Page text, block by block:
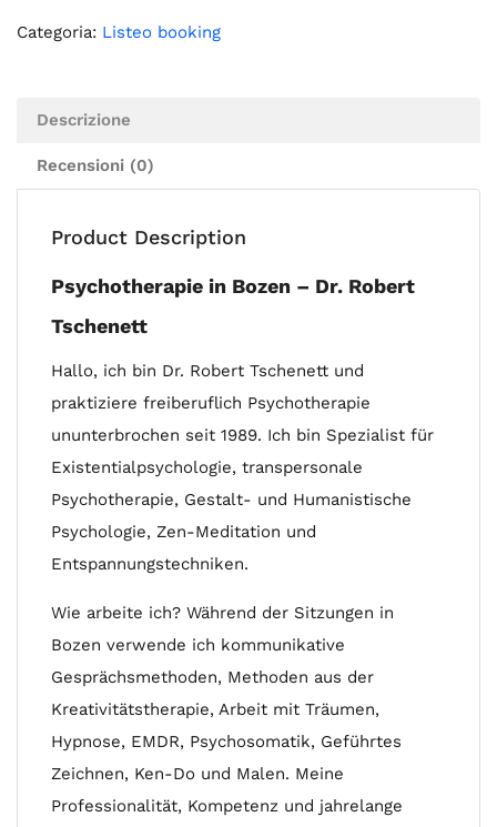
Categoria: Listeo booking
Descrizione
Recensioni (0)
Product Description
Psychotherapie in Bozen – Dr. Robert
Tschenett
Hallo, ich bin Dr. Robert Tschenett und
praktiziere freiberuflich Psychotherapie
ununterbrochen seit 1989. Ich bin Spezialist für
Existentialpsychologie, transpersonale
Psychotherapie, Gestalt- und Humanistische
Psychologie, Zen-Meditation und
Entspannungstechniken.
Wie arbeite ich? Während der Sitzungen in
Bozen verwende ich kommunikative
Gesprächsmethoden, Methoden aus der
Kreativitätstherapie, Arbeit mit Träumen,
Hypnose, EMDR, Psychosomatik, Geführtes
Zeichnen, Ken-Do und Malen. Meine
Professionalität, Kompetenz und jahrelange